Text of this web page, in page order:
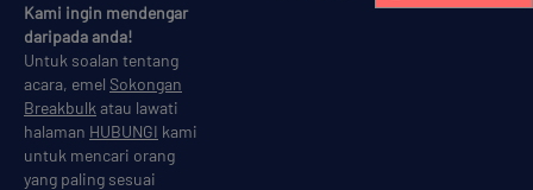
Kami ingin mendengar
daripada anda!
Untuk soalan tentang
acara, emel Sokongan
Breakbulk atau lawati
halaman HUBUNGI kami
untuk mencari orang
yang paling sesuai